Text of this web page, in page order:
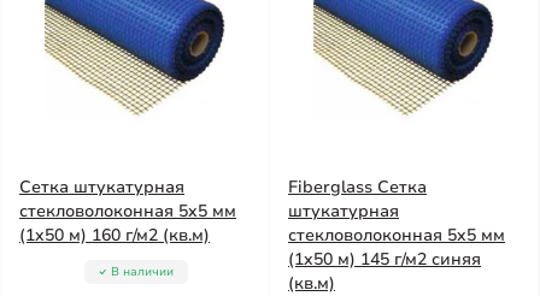
Сетка штукатурная
стекловолоконная 5x5 мм
(1x50 м) 160 г/м2 (кв.м)
В наличии
Fiberglass Сетка
штукатурная
стекловолоконная 5x5 мм
(1x50 м) 145 г/м2 синяя
(кв.м)